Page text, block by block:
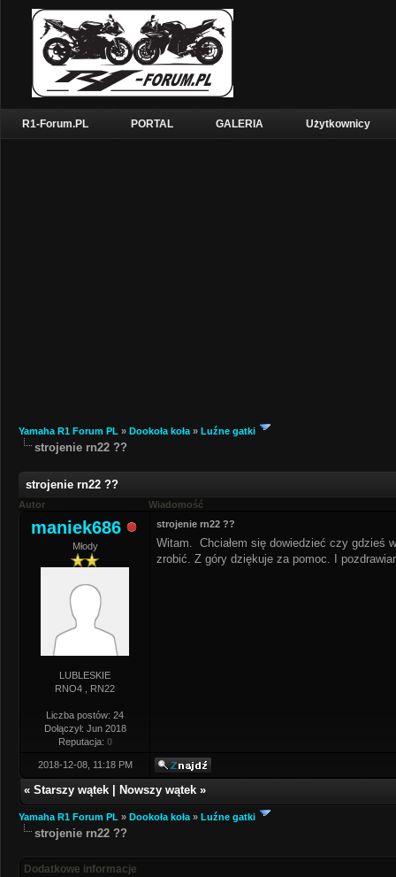
R1-Forum.PL PORTAL GALERIA Użytkownicy
Yamaha R1 Forum PL » Dookoła koła » Luźne gatki
strojenie rn22 ??
strojenie rn22 ??
Autor Wiadomość
maniek686
Młody
LUBLESKIE
RNO4 , RN22
Liczba postów: 24
Dołączył: Jun 2018
Reputacja: 0
strojenie rn22 ??
Witam. Chciałem się dowiedzieć czy gdzieś
zrobić. Z góry dziękuje za pomoc. I
2018-12-08, 11:18 PM
« Starszy wątek Nowszy wątek »
Yamaha R1 Forum PL » Dookoła koła » Luźne gatki
strojenie rn22 ??
Dodatkowe informacje